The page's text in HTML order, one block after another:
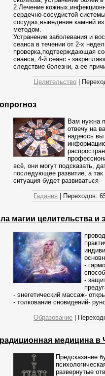
2.Лечение
сердечно-сосудистой
сосудах,выведение камней
методом.
Устранение заболевания и
сеанса в течении от 2-х
проверка,подтверждающая
сеанса, 4-й сеанс -
следствие болезни, а ее
Целительство
Вам нужна
отвечу на
надеюсь вы
всё, они могут подсказать,
последующее развитие, а так
ситуация будет развиваться
Гадания Переходов:
магии целительства и
-
-
- энегетический массаж-
- толкование сновидений-
Образование
медицина в
Предсказание
развернутые